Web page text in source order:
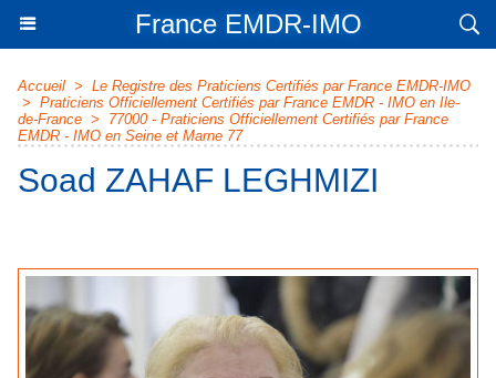
France EMDR-IMO
Accueil > Le Registre des Praticiens Certifiés par France EMDR-IMO
> Praticiens Officiellement Certifiés par France EMDR - IMO en Ile-
de-France > 77000 - Praticiens Officiellement Certifiés par France
EMDR - IMO en Seine et Marne 77
Soad ZAHAF LEGHMIZI